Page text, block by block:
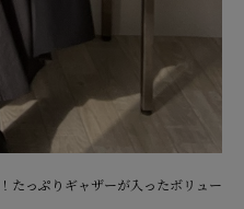
！たっぷりギャザーが入ったボリュー